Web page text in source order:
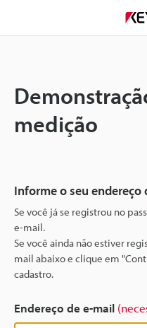
medição
Informe o seu endereço
Se você já se registrou no
e-mail.
Se você ainda não estiver
mail abaixo e clique em
cadastro.
Endereço de e-mail